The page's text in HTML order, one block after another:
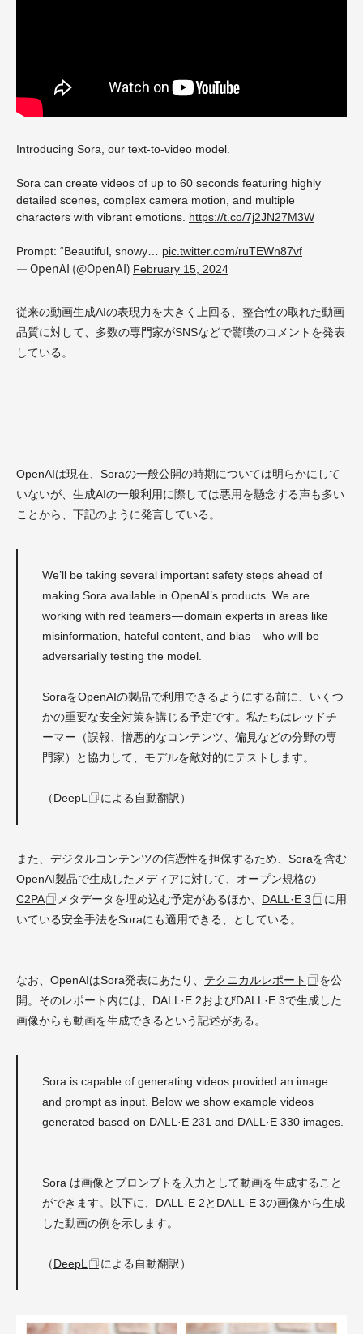
Introducing Sora, our text-to-video model.
Sora can create videos of up to 60 seconds featuring highly
detailed scenes, complex camera motion, and multiple
characters with vibrant emotions. https://t.co/7j2JN27M3W
Prompt: “Beautiful, snowy… pic.twitter.com/ruTEWn87vf
— OpenAI (@OpenAI) February 15, 2024
従来の動画生成AIの表現力を大きく上回る、整合性の取れた動画
品質に対して、多数の専門家がSNSなどで驚嘆のコメントを発表
している。
OpenAIは現在、Soraの一般公開の時期については明らかにして
いないが、生成AIの一般利用に際しては悪用を懸念する声も多い
ことから、下記のように発言している。
We’ll be taking several important safety steps ahead of
making Sora available in OpenAI’s products. We are
working with red teamers — domain experts in areas like
misinformation, hateful content, and bias — who will be
adversarially testing the model.
SoraをOpenAIの製品で利用できるようにする前に、いくつ
かの重要な安全対策を講じる予定です。私たちはレッドチ
ーマー（誤報、憎悪的なコンテンツ、偏見などの分野の専
門家）と協力して、モデルを敵対的にテストします。
（DeepL による自動翻訳）
また、デジタルコンテンツの信憑性を担保するため、Soraを含む
OpenAI製品で生成したメディアに対して、オープン規格の
C2PA
メタデータを埋め込む予定があるほか、 DALL·E 3
に用
いている安全手法をSoraにも適用できる、としている。
なお、OpenAIはSora発表にあたり、 テクニカルレポート
を公
開。そのレポート内には、DALL·E 2およびDALL·E 3で生成した
画像からも動画を生成できるという記述がある。
Sora is capable of generating videos provided an image
and prompt as input. Below we show example videos
generated based on DALL·E 231 and DALL·E 330 images.
Sora は画像とプロンプトを入力として動画を生成すること
ができます。以下に、DALL-E 2とDALL-E 3の画像から生成
した動画の例を示します。
（DeepL による自動翻訳）